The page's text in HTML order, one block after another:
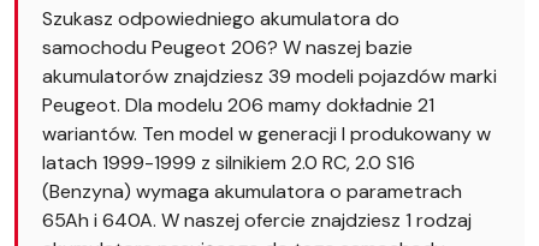
Szukasz odpowiedniego akumulatora do
samochodu Peugeot 206? W naszej bazie
akumulatorów znajdziesz 39 modeli pojazdów marki
Peugeot. Dla modelu 206 mamy dokładnie 21
wariantów. Ten model w generacji I produkowany w
latach 1999-1999 z silnikiem 2.0 RC, 2.0 S16
(Benzyna) wymaga akumulatora o parametrach
65Ah i 640A. W naszej ofercie znajdziesz 1 rodzaj